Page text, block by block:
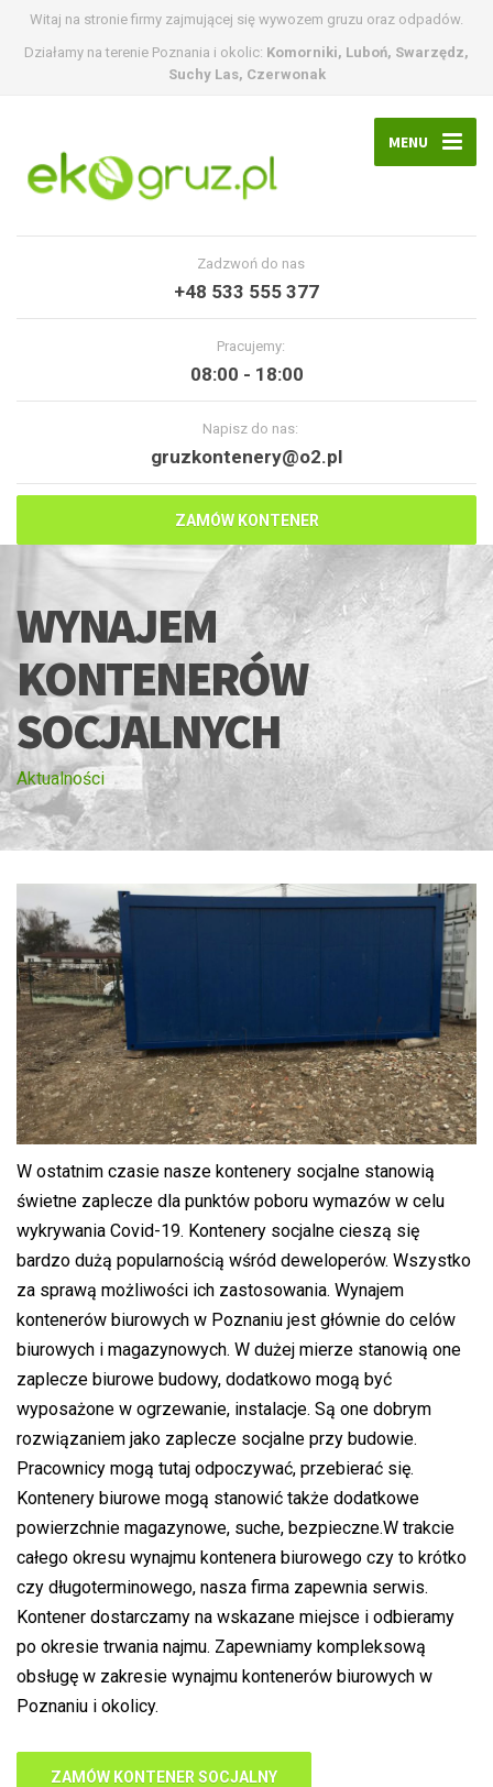
Witaj na stronie firmy zajmującej się wywozem gruzu oraz odpadów.
Działamy na terenie Poznania i okolic: Komorniki, Luboń, Swarzędz,
Suchy Las, Czerwonak
MENU
Zadzwoń do nas
+48 533 555 377
Pracujemy:
08:00 - 18:00
Napisz do nas:
gruzkontenery@o2.pl
ZAMÓW KONTENER
WYNAJEM
KONTENERÓW
SOCJALNYCH
Aktualności
W ostatnim czasie nasze kontenery socjalne stanowią
świetne zaplecze dla punktów poboru wymazów w celu
wykrywania Covid-19. Kontenery socjalne cieszą się
bardzo dużą popularnością wśród deweloperów. Wszystko
za sprawą możliwości ich zastosowania. Wynajem
kontenerów biurowych w Poznaniu jest głównie do celów
biurowych i magazynowych. W dużej mierze stanowią one
zaplecze biurowe budowy, dodatkowo mogą być
wyposażone w ogrzewanie, instalacje. Są one dobrym
rozwiązaniem jako zaplecze socjalne przy budowie.
Pracownicy mogą tutaj odpoczywać, przebierać się.
Kontenery biurowe mogą stanowić także dodatkowe
powierzchnie magazynowe, suche, bezpieczne.W trakcie
całego okresu wynajmu kontenera biurowego czy to krótko
czy długoterminowego, nasza firma zapewnia serwis.
Kontener dostarczamy na wskazane miejsce i odbieramy
po okresie trwania najmu. Zapewniamy kompleksową
obsługę w zakresie wynajmu kontenerów biurowych w
Poznaniu i okolicy.
ZAMÓW KONTENER SOCJALNY